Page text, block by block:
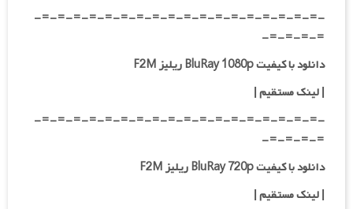
-=-=-=-=-=-=-=-=-=-=-=-=-=-=-=-=-=-=-
=-=-=-=-
دانلود با کیفیت BluRay 1080p ریلیز F2M
|لینک مستقیم|
-=-=-=-=-=-=-=-=-=-=-=-=-=-=-=-=-=-=-
=-=-=-=-
دانلود با کیفیت BluRay 720p ریلیز F2M
| لینک مستقیم|